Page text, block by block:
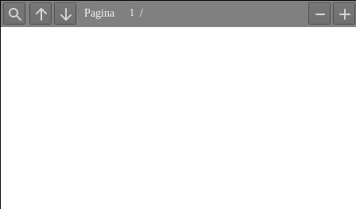
TrovaPrecedente
Avanti
Pagina /
Zoom